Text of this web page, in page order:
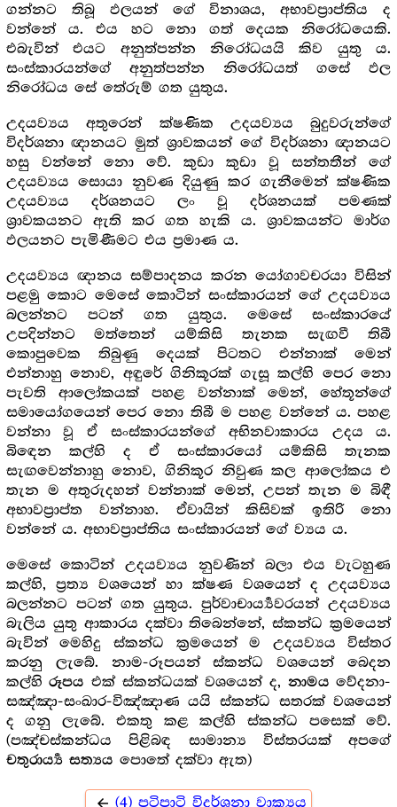
ගන්නට තිබූ ඵලයන් ගේ විනාශය, අභාවප්‍රාප්තිය ද
වන්නේ ය. එය හට නො ගත් දෙයක නිරෝධයෙකි.
එබැවින් එයට අනුත්පන්න නිරෝධයයි කිව යුතු ය.
සංස්කාරයන්ගේ අනුත්පන්න නිරෝධයත් ගසේ ඵල
නිරෝධය සේ තේරුම් ගත යුතුය.
උදයව්‍යය අතුරෙන් ක්ෂණික උදයව්‍යය බුදුවරුන්ගේ
විදර්ශනා ඥානයට මුත් ශ්‍රාවකයන් ගේ විදර්ශනා ඥානයට
හසු වන්නේ නො වේ. කුඩා කුඩා වූ සන්තතීන් ගේ
උදයව්‍යය සොයා නුවණ දියුණු කර ගැනීමෙන් ක්ෂණික
උදයව්‍යය දර්ශනයට ලං වූ දර්ශනයක් පමණක්
ශ්‍රාවකයනට ඇති කර ගත හැකි ය. ශ්‍රාවකයන්ට මාර්ග
ඵලයනට පැමිණීමට එය ප්‍රමාණ ය.
උදයව්‍යය ඥානය සම්පාදනය කරන යෝගාවචරයා විසින්
පළමු කොට මෙසේ කොටින් සංස්කාරයන් ගේ උදයව්‍යය
බලන්නට පටන් ගත යුතුය. මෙසේ සංස්කාරයේ
උපදින්නට මත්තෙන් යම්කිසි තැනක සැඟවී තිබී
කොපුවෙක තිබුණු දෙයක් පිටතට එන්නාක් මෙන්
එන්නාහු නොව, අඳුරේ ගිනිකූරක් ගැසූ කල්හි පෙර නො
පැවති ආලෝකයක් පහළ වන්නාක් මෙන්, හේතූන්ගේ
සමායෝගයෙන් පෙර නො තිබී ම පහළ වන්නේ ය. පහළ
වන්නා වූ ඒ සංස්කාරයන්ගේ අභිනවාකාරය උදය ය.
බිඳෙන කල්හි ද ඒ සංස්කාරයෝ යම්කිසි තැනක
සැඟවෙන්නාහු නොව, ගිනිකූර නිවුණ කල ආලෝකය එ
තැන ම අතුරුදහන් වන්නාක් මෙන්, උපන් තැන ම බිඳී
අභාවප්‍රාප්ත වන්නාහ. ඒවායින් කිසිවක් ඉතිරි නො
වන්නේ ය. අභාවප්‍රාප්තිය සංස්කාරයන් ගේ ව්‍යය ය.
මෙසේ කොටින් උදයව්‍යය නුවණින් බලා එය වැටහුණ
කල්හි, ප්‍රත්‍ය වශයෙන් හා ක්ෂණ වශයෙන් ද උදයව්‍යය
බලන්නට පටන් ගත යුතුය. පුර්වාචාර්‍ය්‍යවරයන් උදයව්‍යය
බැලිය යුතු ආකාරය දක්වා තිබෙන්නේ, ස්කන්ධ ක්‍රමයෙන්
බැවින් මෙහිදු ස්කන්ධ ක්‍රමයෙන් ම උදයව්‍යය විස්තර
කරනු ලැබේ. නාම-රූපයන් ස්කන්ධ වශයෙන් බෙදන
කල්හිරූපය එක් ස්කන්ධයක් වශයෙන් ද, නාමය වේදනා-
සඤ්ඤා-සංඛාර-විඤ්ඤාණ යයි ස්කන්ධ සතරක් වශයෙන්
ද ගනු ලැබේ. එකතු කළ කල්හි ස්කන්ධ පසෙක් වේ.
(පඤ්චස්කන්ධය පිළිබඳ සාමාන්‍ය විස්තරයක් අපගේ
චතුරාර්‍ය්‍ය සත්‍යය පොතේ දක්වා ඇත)
arrow_back (4) පටිපාටි විදර්ශනා වාක්‍යය